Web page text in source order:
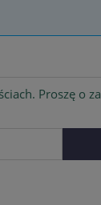
Proszę o